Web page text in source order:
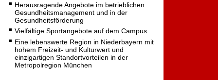
Herausragende Angebote im betrieblichen
Gesundheitsmanagement und in der
Gesundheitsförderung
Vielfältige Sportangebote auf dem Campus
Eine lebenswerte Region in Niederbayern mit
hohem Freizeit- und Kulturwert und
einzigartigen Standortvorteilen in der
Metropolregion München